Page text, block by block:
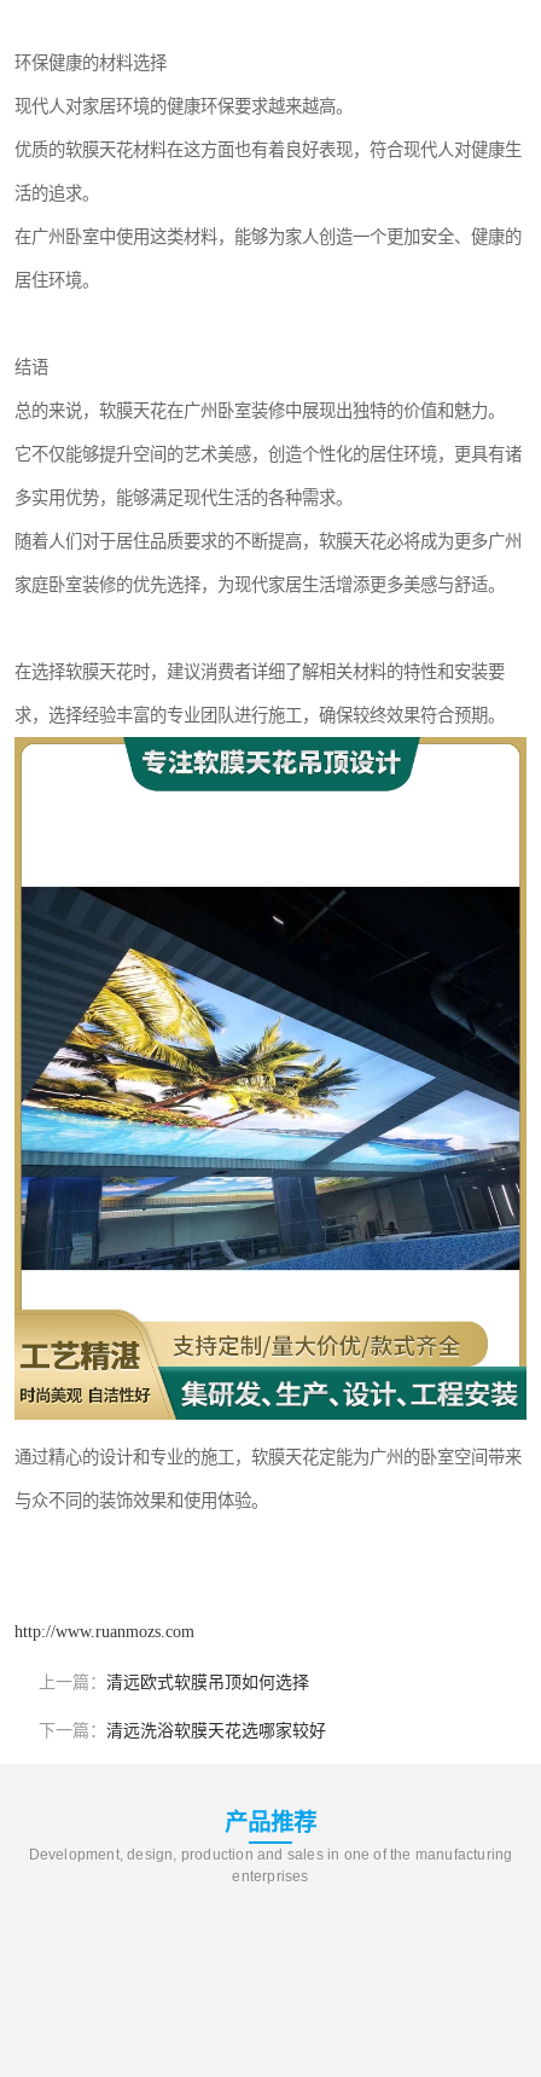
环保健康的材料选择
现代人对家居环境的健康环保要求越来越高。
优质的软膜天花材料在这方面也有着良好表现，符合现代人对健康生
活的追求。
在广州卧室中使用这类材料，能够为家人创造一个更加安全、健康的
居住环境。
结语
总的来说，软膜天花在广州卧室装修中展现出独特的价值和魅力。
它不仅能够提升空间的艺术美感，创造个性化的居住环境，更具有诸
多实用优势，能够满足现代生活的各种需求。
随着人们对于居住品质要求的不断提高，软膜天花必将成为更多广州
家庭卧室装修的优先选择，为现代家居生活增添更多美感与舒适。
在选择软膜天花时，建议消费者详细了解相关材料的特性和安装要
求，选择经验丰富的专业团队进行施工，确保较终效果符合预期。
通过精心的设计和专业的施工，软膜天花定能为广州的卧室空间带来
与众不同的装饰效果和使用体验。
http://www.ruanmozs.com
上一篇： 清远欧式软膜吊顶如何选择
下一篇： 清远洗浴软膜天花选哪家较好
产品推荐
Development, design, production and sales in one of the manufacturing
enterprises